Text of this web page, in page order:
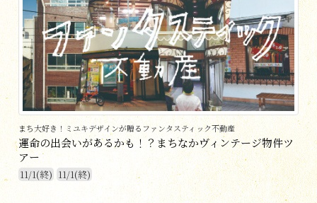
まち大好き！ミユキデザインが贈るファンタスティック不動産
運命の出会いがあるかも！？まちなかヴィンテージ物件ツ
アー
11/1(終) 11/1(終)